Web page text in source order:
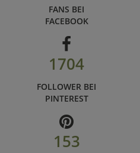
FANS BEI
FACEBOOK
1704
FOLLOWER BEI
PINTEREST
153